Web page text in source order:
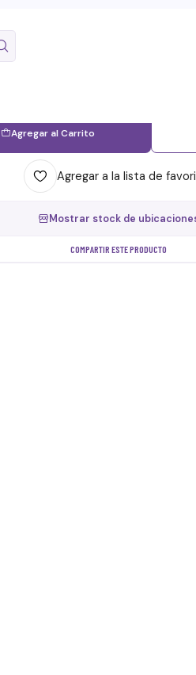
Agregar al Carrito
Agregar a la lista de
Mostrar stock de
COMPARTIR ESTE PRODUCTO